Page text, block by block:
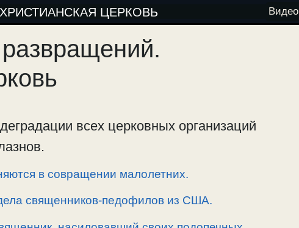
ХРИСТИАНСКАЯ ЦЕРКОВЬ Видео
всех церковных организаций
в совращении малолетних.
священников-педофилов из США.